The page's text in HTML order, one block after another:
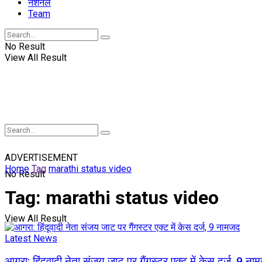
नॅशनल
Team
No Result
View All Result
No Result
View All Result
ADVERTISEMENT
Home Tag marathi status video
Tag: marathi status video
Latest News